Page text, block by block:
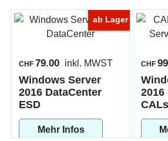
ab Lager
CHF 79.00 inkl. MWST
Windows Server
2016 DataCenter
ESD
Mehr Infos
CHF
2016
CALs